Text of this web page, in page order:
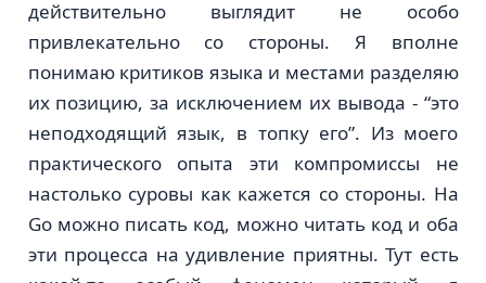
действительно выглядит не особо
привлекательно со стороны. Я вполне
понимаю критиков языка и местами разделяю
их позицию, за исключением их вывода - “это
неподходящий язык, в топку его”. Из моего
практического опыта эти компромиссы не
настолько суровы как кажется со стороны. На
Go можно писать код, можно читать код и оба
эти процесса на удивление приятны. Тут есть